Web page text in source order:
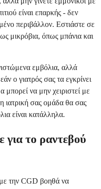
είναι επαρκής - δεν
περιβάλλον. Εστιάστε σε
μικρόβια, όπως μπάνια και
εμβόλια, αλλά
ο γιατρός σας τα εγκρίνει
μπορεί να μην χειριστεί με
ιατρική σας ομάδα θα σας
είναι κατάλληλα.
για το ραντεβού
την CGD βοηθά να